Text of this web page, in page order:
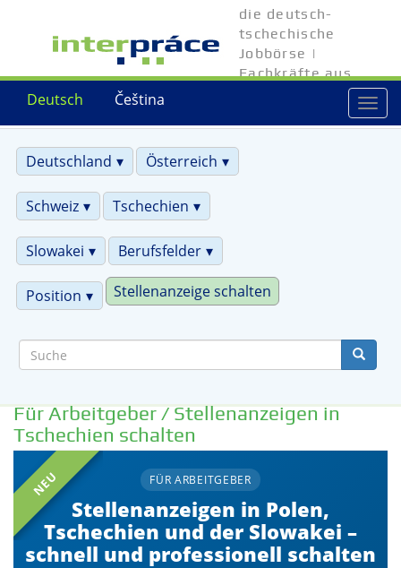
Čeština
Deutsch
die deutsch-
tschechische
Jobbörse |
Fachkräfte aus
Tschechien
Deutschland
Österreich
Schweiz Tschechien
Slowakei Berufsfelder
Position Stellenanzeige schalten
Für Arbeitgeber / Stellenanzeigen in
Tschechien schalten
NEU FÜR ARBEITGEBER
Stellenanzeigen in Polen,
Tschechien und der Slowakei –
schnell und professionell schalten